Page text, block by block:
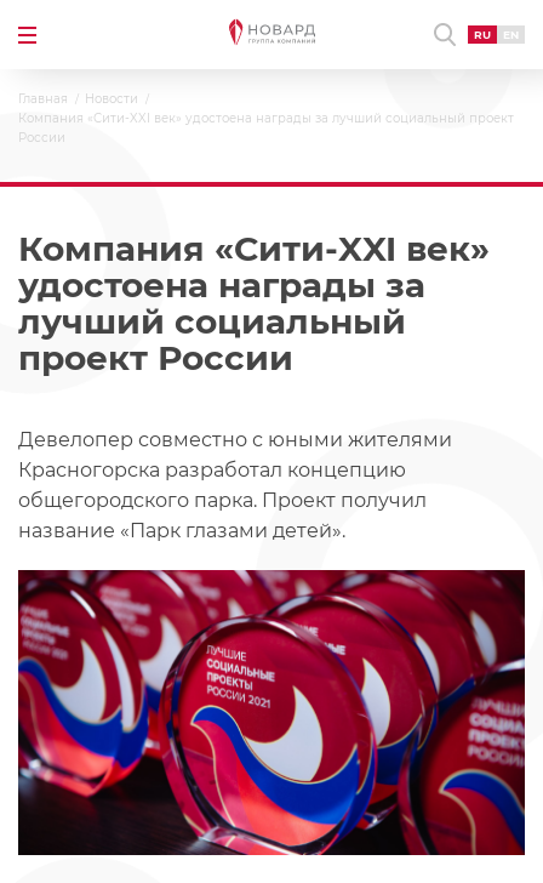
RU EN
Главная
Новости
Компания «Сити-XXI век» удостоена награды за лучший социальный проект
России
Компания «Сити-XXI век»
удостоена награды за
лучший социальный
проект России
Девелопер совместно с юными жителями
Красногорска разработал концепцию
общегородского парка. Проект получил
название «Парк глазами детей».